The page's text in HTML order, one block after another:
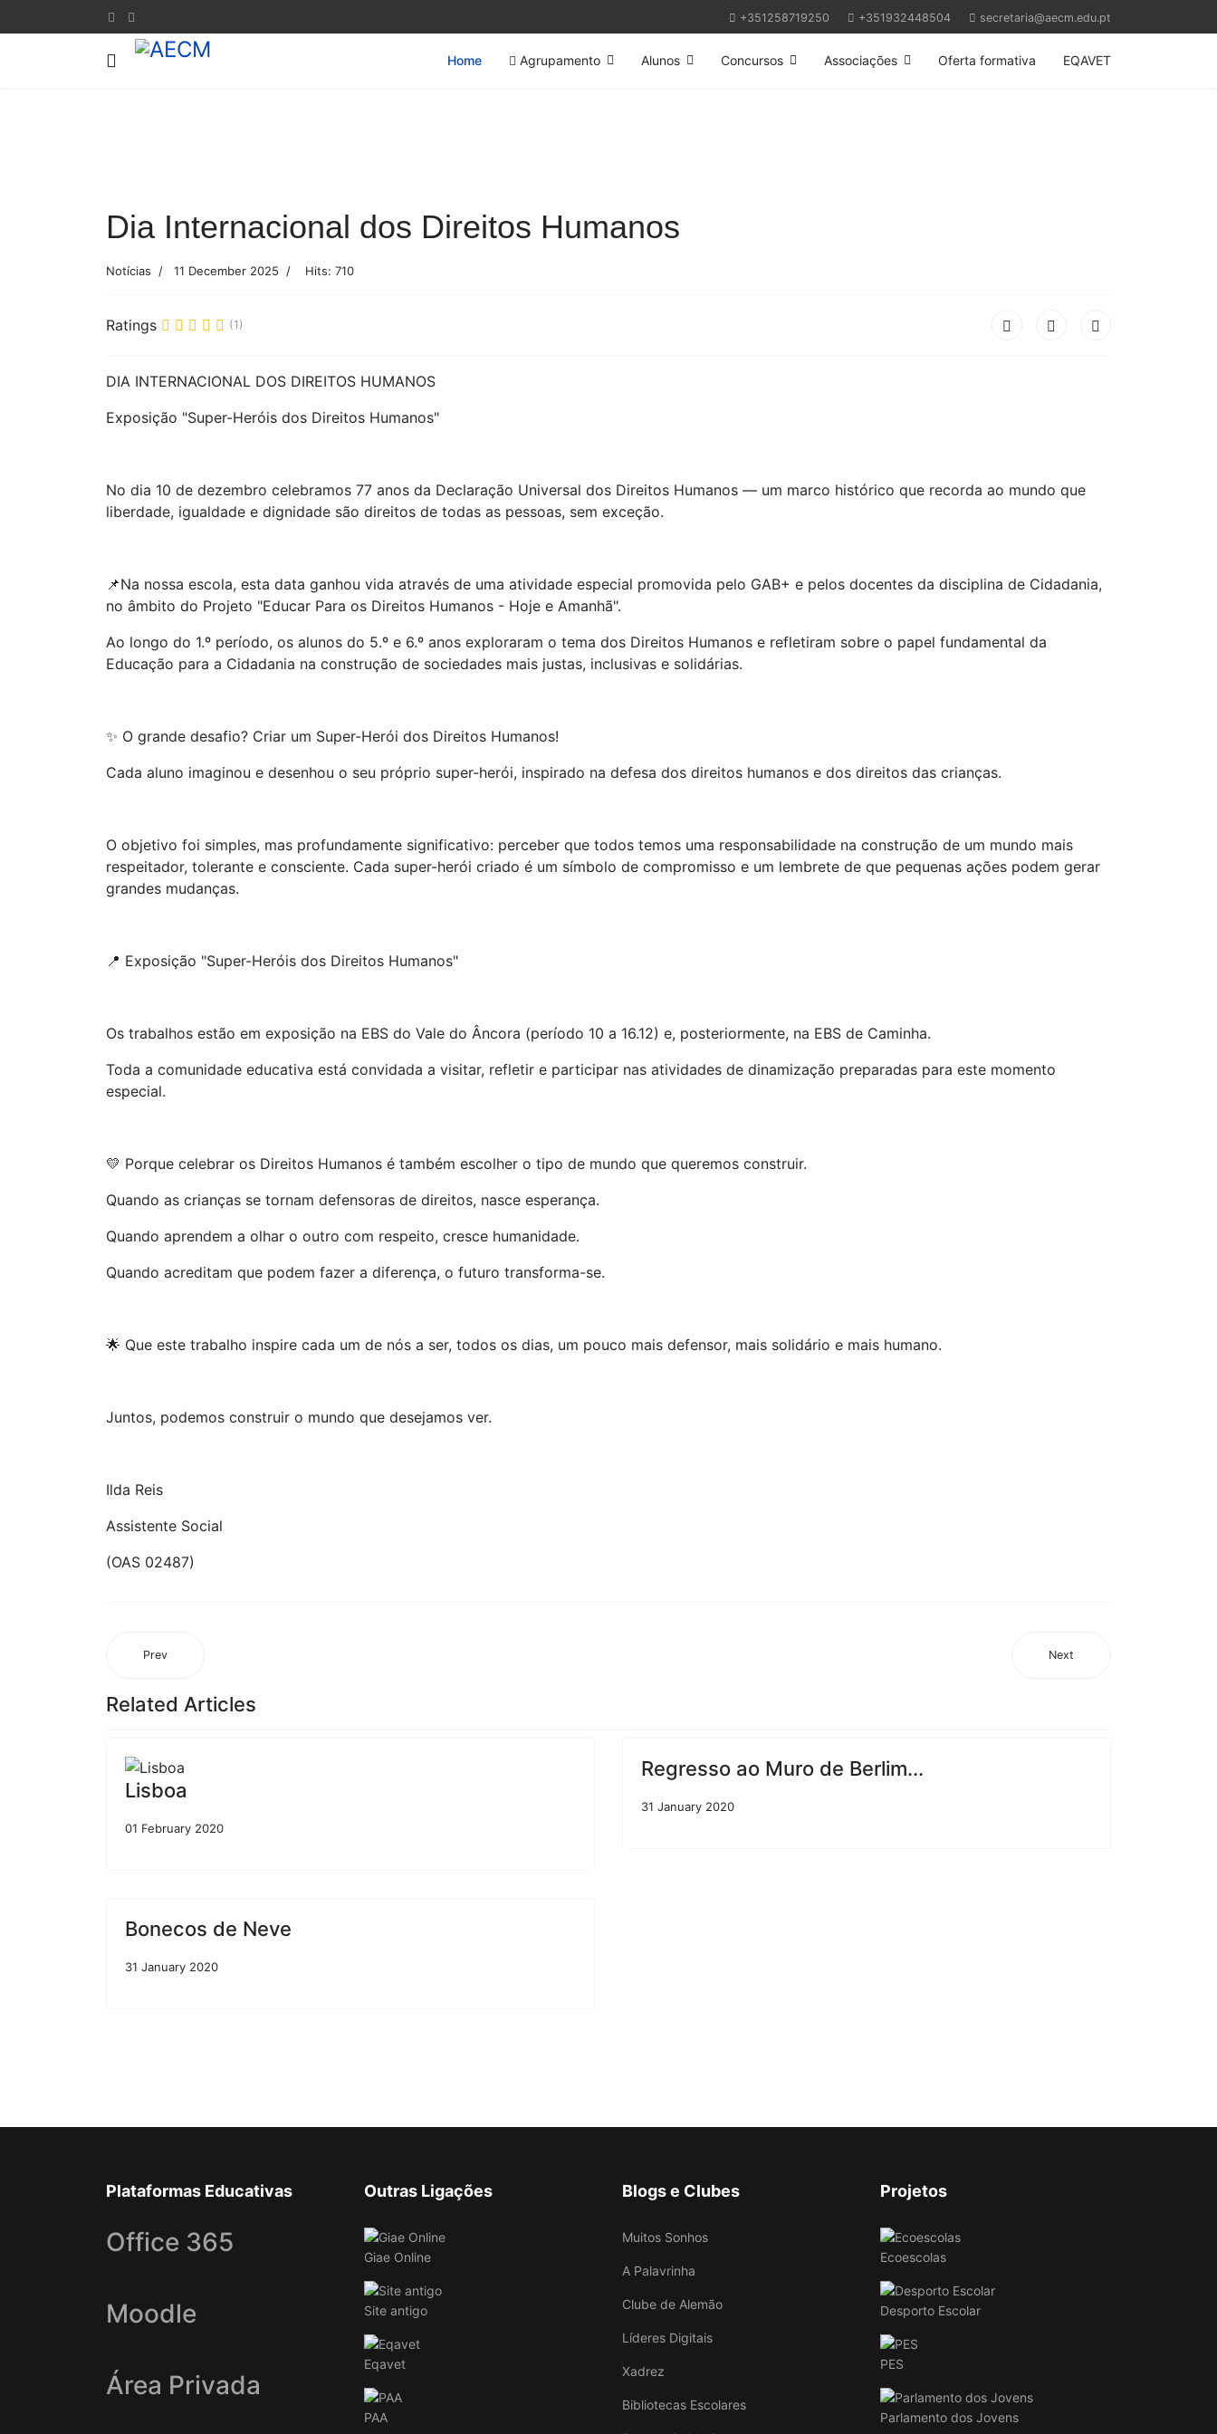
+351258719250 +351932448504 secretaria@aecm.edu.pt
Home Agrupamento Alunos Concursos Associações Oferta formativa EQAVET
Dia Internacional dos Direitos Humanos
Notícias 11 December 2025 Hits: 710
Ratings (1)
DIA INTERNACIONAL DOS DIREITOS HUMANOS
Exposição "Super-Heróis dos Direitos Humanos"
No dia 10 de dezembro celebramos 77 anos da Declaração Universal dos Direitos Humanos — um marco histórico que recorda ao mundo que
liberdade, igualdade e dignidade são direitos de todas as pessoas, sem exceção.
📌Na nossa escola, esta data ganhou vida através de uma atividade especial promovida pelo GAB+ e pelos docentes da disciplina de Cidadania,
no âmbito do Projeto "Educar Para os Direitos Humanos - Hoje e Amanhã".
Ao longo do 1.º período, os alunos do 5.º e 6.º anos exploraram o tema dos Direitos Humanos e refletiram sobre o papel fundamental da
Educação para a Cidadania na construção de sociedades mais justas, inclusivas e solidárias.
✨ O grande desafio? Criar um Super-Herói dos Direitos Humanos!
Cada aluno imaginou e desenhou o seu próprio super-herói, inspirado na defesa dos direitos humanos e dos direitos das crianças.
O objetivo foi simples, mas profundamente significativo: perceber que todos temos uma responsabilidade na construção de um mundo mais
respeitador, tolerante e consciente. Cada super-herói criado é um símbolo de compromisso e um lembrete de que pequenas ações podem gerar
grandes mudanças.
📍 Exposição "Super-Heróis dos Direitos Humanos"
Os trabalhos estão em exposição na EBS do Vale do Âncora (período 10 a 16.12) e, posteriormente, na EBS de Caminha.
Toda a comunidade educativa está convidada a visitar, refletir e participar nas atividades de dinamização preparadas para este momento
especial.
💛 Porque celebrar os Direitos Humanos é também escolher o tipo de mundo que queremos construir.
Quando as crianças se tornam defensoras de direitos, nasce esperança.
Quando aprendem a olhar o outro com respeito, cresce humanidade.
Quando acreditam que podem fazer a diferença, o futuro transforma-se.
🌟 Que este trabalho inspire cada um de nós a ser, todos os dias, um pouco mais defensor, mais solidário e mais humano.
Juntos, podemos construir o mundo que desejamos ver.
Ilda Reis
Assistente Social
(OAS 02487)
Prev Next
Related Articles
Lisboa
01 February 2020
Regresso ao Muro de Berlim...
31 January 2020
Bonecos de Neve
31 January 2020
Plataformas Educativas
Office 365
Moodle
Área Privada
Outras Ligações
Giae Online
Site antigo
Eqavet
PAA
Blogs e Clubes
Muitos Sonhos
A Palavrinha
Clube de Alemão
Líderes Digitais
Xadrez
Bibliotecas Escolares
Projetos
Ecoescolas
Desporto Escolar
PES
Parlamento dos Jovens